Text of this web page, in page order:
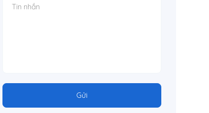
Gửi